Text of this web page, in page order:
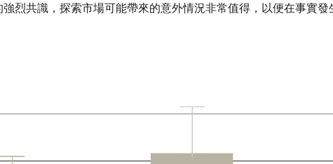
烈共識，探索市場可能帶來的意外情況非常值得，以便在事實發